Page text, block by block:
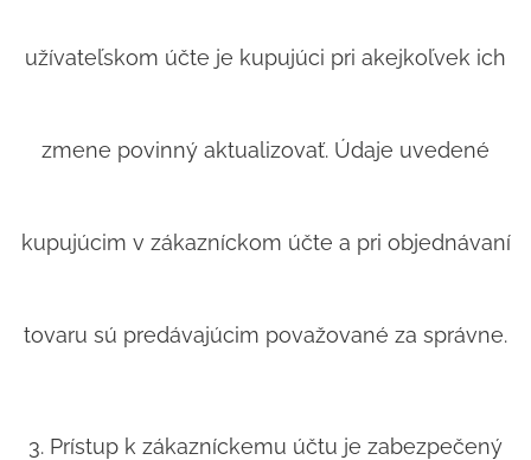
užívateľskom účte je kupujúci pri akejkoľvek ich
zmene povinný aktualizovať. Údaje uvedené
kupujúcim v zákazníckom účte a pri objednávaní
tovaru sú predávajúcim považované za správne.
3. Prístup k zákazníckemu účtu je zabezpečený